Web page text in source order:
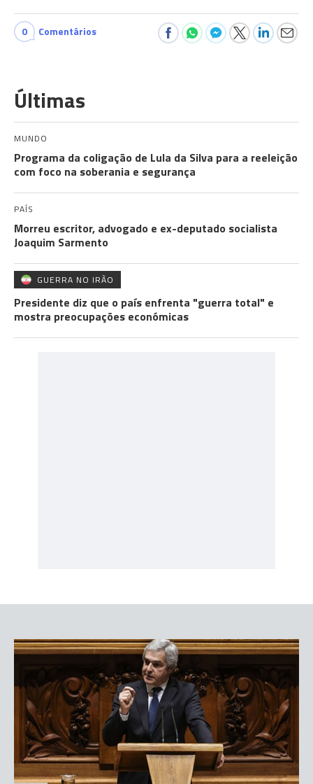
0 Comentários
Últimas
MUNDO
Programa da coligação de Lula da Silva para a reeleição
com foco na soberania e segurança
PAÍS
Morreu escritor, advogado e ex-deputado socialista
Joaquim Sarmento
GUERRA NO IRÃO
Presidente diz que o país enfrenta "guerra total" e
mostra preocupações económicas